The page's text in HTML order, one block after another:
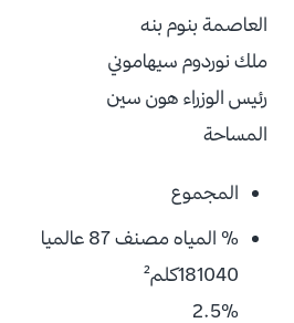
العاصمة بنوم بنه
ملك نوردوم سيهاموني
رئيس الوزراء هون سين
المساحة
المجموع
% المياه مصنف 87 عالميا
181040كلم²
2.5%